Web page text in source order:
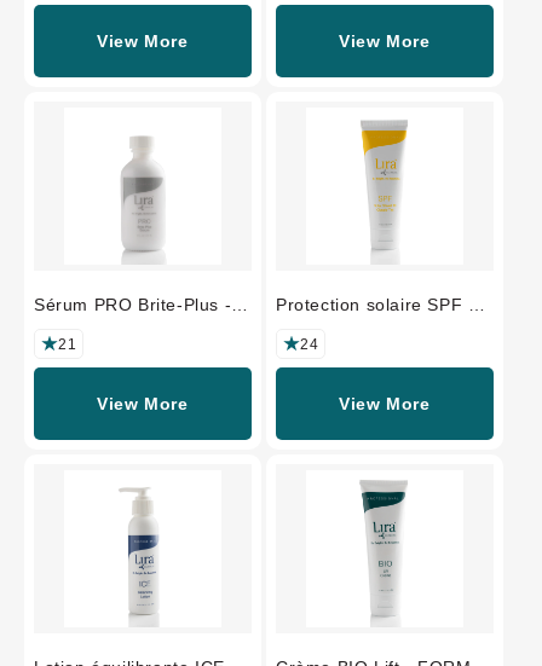
View More View More
Sérum PRO Brite-Plus -
PROFESSIONNEL
21
View More
Protection solaire SPF 30
PROFESSIONNEL
24
View More